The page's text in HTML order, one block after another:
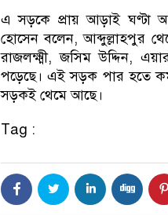
এ সড়কে প্রায় আড়াই ঘণ্টা
হোসেন বলেন, আব্দুল্লাহপুর
রাজলক্ষ্মী, জসিম উদ্দিন,
পড়েছে। এই সড়ক পার হতে
সড়কই থেমে আছে।
Tag :